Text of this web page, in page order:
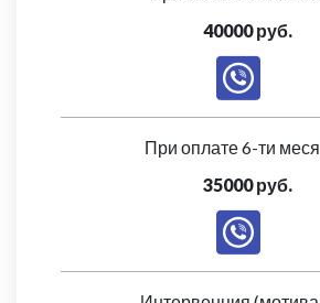
40000 руб.
При оплате 6-ти
35000 руб.